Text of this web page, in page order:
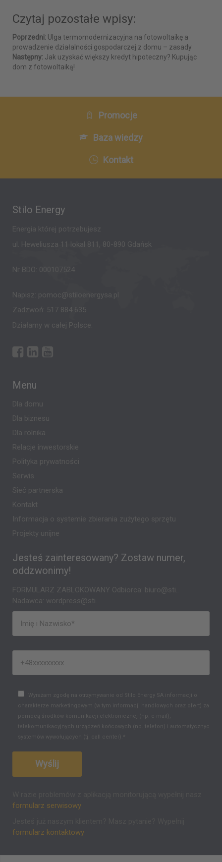
Czytaj pozostałe wpisy:
Poprzedni: Ulga termomodernizacyjna na fotowoltaikę a
prowadzenie działalności gospodarczej z domu – zasady
Następny: Jak uzyskać większy kredyt hipoteczny? Kupując
dom z fotowoltaiką!
Promocje
Baza wiedzy
Kontakt
Stilo Energy
Energia której potrzebujesz
ul. Heweliusza 11 lokal 811, 80-890 Gdańsk
Nr BDO: 000107524
Napisz: pomoc@stiloenergysa.pl
Zadzwoń: 517 884 635
Działamy w całej Polsce.
Menu
Dla domu
Dla biznesu
Dla rolnika
Relacje inwestorskie
Polityka prywatności
Serwis
Sieć partnerska
Kontakt
Informacja o systemie zbierania zużytego sprzętu
Projekty unijne
Jesteś zainteresowany? Zostaw numer,
oddzwonimy!
FORMULARZ ZABLOKOWANY Odbiorca: biuro@sti..
Nadawca: wordpress@sti..
Wyrażam zgodę na otrzymywanie od Stilo Energy SA informacji o
charakterze marketingowym (w tym informacji handlowych oraz ofert) za
pomocą środków komunikacji elektronicznej (np. e-mail),
telekomunikacyjnych urządzeń końcowych (np. telefon) i automatycznych
systemów wywołujących (tj. call center).*
formularz serwisowy
formularz kontaktowy